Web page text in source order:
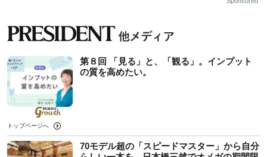
第８回 「見る」と、「観る」。インプット
の質を高めたい。
トップページへ
70モデル超の「スピードマスター」から自分